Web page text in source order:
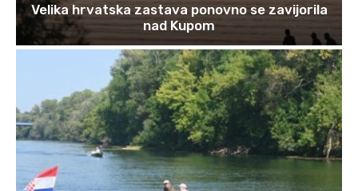
Velika hrvatska zastava ponovno se zavijorila
nad Kupom